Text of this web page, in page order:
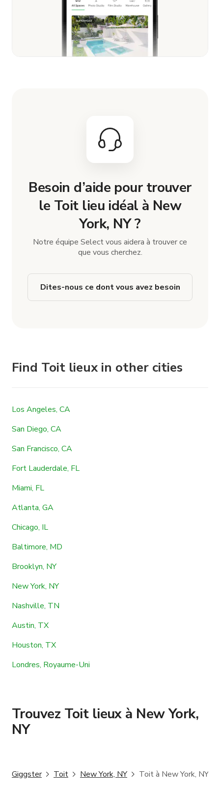
Besoin d’aide pour trouver
le Toit lieu idéal à New
York, NY ?
Notre équipe Select vous aidera à trouver ce
que vous cherchez.
Dites-nous ce dont vous avez besoin
Find Toit lieux in other cities
Los Angeles, CA
San Diego, CA
San Francisco, CA
Fort Lauderdale, FL
Miami, FL
Atlanta, GA
Chicago, IL
Baltimore, MD
Brooklyn, NY
New York, NY
Nashville, TN
Austin, TX
Houston, TX
Londres, Royaume-Uni
Trouvez Toit lieux à New York,
NY
Giggster Toit New York, NY Toit à New York, NY